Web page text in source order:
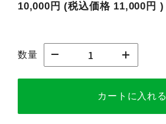
10,000円 (税込価格 11,000円 )
数量
カートに入れる